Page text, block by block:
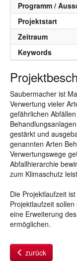
Programm /
Projektstart
Zeitraum
Keywords
Saubermacher ist
Verwertung vieler
gefährlichen
gestärkt und
genannten Arten
Verwertungswege
Abfallhierarchie
zum Klimaschutz
Die Projektlaufzeit
Projektlaufzeit
eine Erweiterung
ermöglichen.
zurück